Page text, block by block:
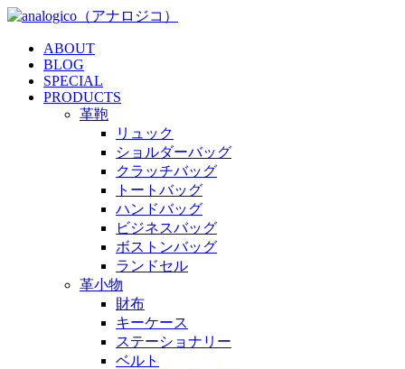
ABOUT
BLOG
SPECIAL
PRODUCTS
革鞄
リュック
ショルダーバッグ
クラッチバッグ
トートバッグ
ハンドバッグ
ビジネスバッグ
ボストンバッグ
ランドセル
革小物
財布
キーケース
ステーショナリー
ベルト